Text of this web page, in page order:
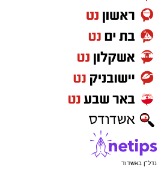
נדל"ן באשדוד